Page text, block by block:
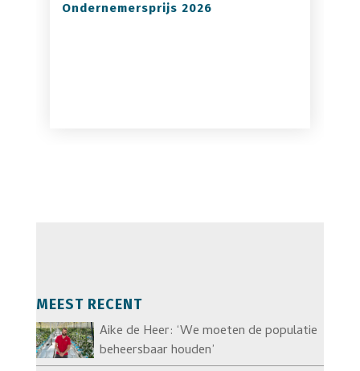
Ondernemersprijs 2026
MEEST RECENT
Aike de Heer: ‘We moeten de populatie
beheersbaar houden’